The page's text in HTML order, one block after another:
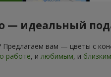
— идеальный
Предлагаем вам — цветы с
работе, и любимым, и